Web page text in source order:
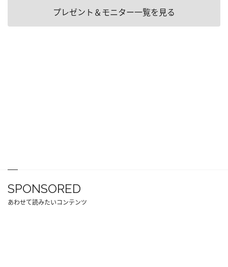
プレゼント＆モニター一覧を見る
SPONSORED
あわせて読みたいコンテンツ